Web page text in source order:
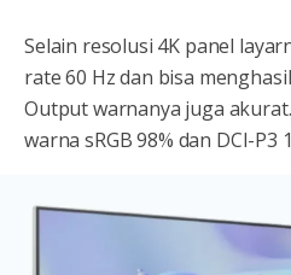
Selain resolusi 4K panel
rate 60 Hz dan bisa
Output warnanya juga
warna sRGB 98% dan DCI-P3